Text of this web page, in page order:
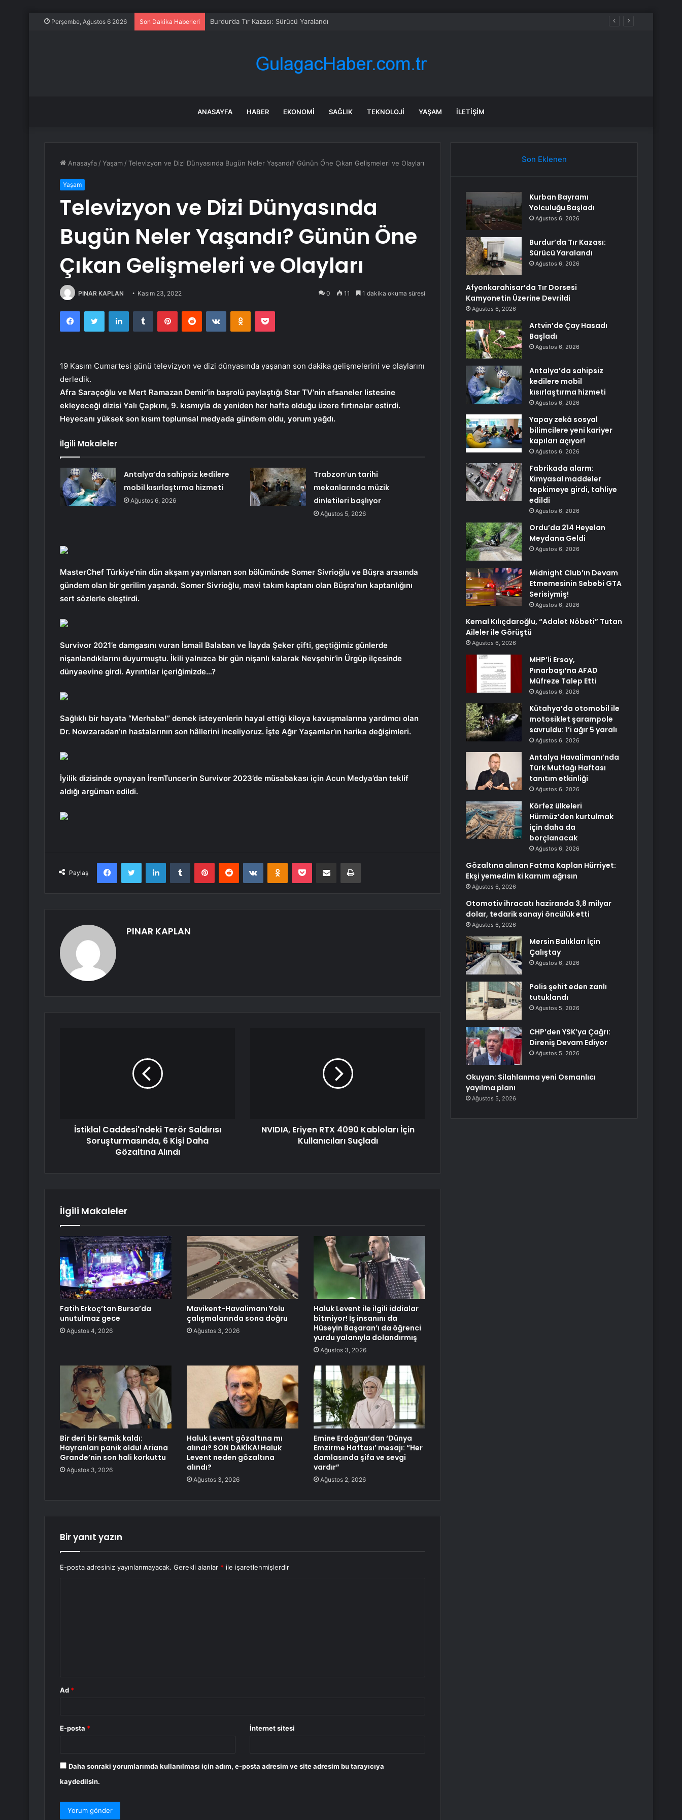
Perşembe, Ağustos 6 2026 Son Dakika Haberleri Burdur’da Tır Kazası: Sürücü Yaralandı
ANASAYFA HABER EKONOMI SAĞLIK TEKNOLOJI YAŞAM İLETIŞIM
Anasayfa /Yaşam /Televizyon ve Dizi Dünyasında Bugün Neler Yaşandı? Günün Öne Çıkan Gelişmeleri ve Olayları
Yaşam
Televizyon ve Dizi Dünyasında
Bugün Neler Yaşandı? Günün Öne
Çıkan Gelişmeleri ve Olayları
PINAR KAPLAN Kasım 23, 2022 0 11 1 dakika okuma süresi
FacebookTwitter LinkedInTumblr PinterestReddit VKontakteOdnoklassniki
Pocket
19 Kasım Cumartesi günü televizyon ve dizi dünyasında yaşanan son dakika gelişmelerini ve olaylarını
derledik.
Afra Saraçoğlu ve Mert Ramazan Demir’in başrolü paylaştığı Star TV’nin efsaneler listesine
ekleyeceği dizisi Yalı Çapkını, 9. kısmıyla de yeniden her hafta olduğu üzere fırtınalar estirdi.
Heyecanı yüksek son kısım toplumsal medyada gündem oldu, yorum yağdı.
İlgili Makaleler
Antalya’da sahipsiz kedilere
mobil kısırlaştırma hizmeti
Ağustos 6, 2026
Trabzon’un tarihi
mekanlarında müzik
dinletileri başlıyor
Ağustos 5, 2026
MasterChef Türkiye’nin dün akşam yayınlanan son bölümünde Somer Sivrioğlu ve Büşra arasında
gündem olan bir gerilim yaşandı. Somer Sivrioğlu, mavi takım kaptanı olan Büşra’nın kaptanlığını
sert sözlerle eleştirdi.
Survivor 2021’e damgasını vuran İsmail Balaban ve İlayda Şeker çifti, geçtiğimiz günlerde
nişanlandıklarını duyurmuştu. İkili yalnızca bir gün nişanlı kalarak Nevşehir’in Ürgüp ilçesinde
dünyaevine girdi. Ayrıntılar içeriğimizde…?
Sağlıklı bir hayata “Merhaba!” demek isteyenlerin hayal ettiği kiloya kavuşmalarına yardımcı olan
Dr. Nowzaradan’ın hastalarının son hâllerini inceliyoruz. İşte Ağır Yaşamlar’ın harika değişimleri.
İyilik dizisinde oynayan İremTuncer’in Survivor 2023’de müsabakası için Acun Medya’dan teklif
aldığı argüman edildi.
Paylaş
FacebookTwitter LinkedInTumblr PinterestReddit VKontakteOdnoklassniki
Pocket E-Posta ile paylaş Yazdır
PINAR KAPLAN
İstiklal Caddesi'ndeki Terör Saldırısı
Soruşturmasında, 6 Kişi Daha
Gözaltına Alındı
NVIDIA, Eriyen RTX 4090 Kabloları İçin
Kullanıcıları Suçladı
İlgili Makaleler
Fatih Erkoç’tan Bursa’da
unutulmaz gece
Ağustos 4, 2026
Mavikent-Havalimanı Yolu
çalışmalarında sona doğru
Ağustos 3, 2026
Haluk Levent ile ilgili iddialar
bitmiyor! İş insanını da
Hüseyin Başaran’ı da öğrenci
yurdu yalanıyla dolandırmış
Ağustos 3, 2026
Bir deri bir kemik kaldı:
Hayranları panik oldu! Ariana
Grande’nin son hali korkuttu
Ağustos 3, 2026
Haluk Levent gözaltına mı
alındı? SON DAKİKA! Haluk
Levent neden gözaltına
alındı?
Ağustos 3, 2026
Emine Erdoğan’dan ‘Dünya
Emzirme Haftası’ mesajı: “Her
damlasında şifa ve sevgi
vardır”
Ağustos 2, 2026
Bir yanıt yazın
E-posta adresiniz yayınlanmayacak. Gerekli alanlar * ile işaretlenmişlerdir
Ad *
E-posta * İnternet sitesi
Daha sonraki yorumlarımda kullanılması için adım, e-posta adresim ve site adresim bu tarayıcıya
kaydedilsin.
Son Eklenen
Kurban Bayramı
Yolculuğu Başladı
Ağustos 6, 2026
Burdur’da Tır Kazası:
Sürücü Yaralandı
Ağustos 6, 2026
Afyonkarahisar’da Tır Dorsesi
Kamyonetin Üzerine Devrildi
Ağustos 6, 2026
Artvin’de Çay Hasadı
Başladı
Ağustos 6, 2026
Antalya’da sahipsiz
kedilere mobil
kısırlaştırma hizmeti
Ağustos 6, 2026
Yapay zekâ sosyal
bilimcilere yeni kariyer
kapıları açıyor!
Ağustos 6, 2026
Fabrikada alarm:
Kimyasal maddeler
tepkimeye girdi, tahliye
edildi
Ağustos 6, 2026
Ordu’da 214 Heyelan
Meydana Geldi
Ağustos 6, 2026
Midnight Club’ın Devam
Etmemesinin Sebebi GTA
Serisiymiş!
Ağustos 6, 2026
Kemal Kılıçdaroğlu, “Adalet Nöbeti” Tutan
Aileler ile Görüştü
Ağustos 6, 2026
MHP’li Ersoy,
Pınarbaşı’na AFAD
Müfreze Talep Etti
Ağustos 6, 2026
Kütahya’da otomobil ile
motosiklet şarampole
savruldu: 1’i ağır 5 yaralı
Ağustos 6, 2026
Antalya Havalimanı’nda
Türk Mutfağı Haftası
tanıtım etkinliği
Ağustos 6, 2026
Körfez ülkeleri
Hürmüz’den kurtulmak
için daha da
borçlanacak
Ağustos 6, 2026
Gözaltına alınan Fatma Kaplan Hürriyet:
Ekşi yemedim ki karnım ağrısın
Ağustos 6, 2026
Otomotiv ihracatı haziranda 3,8 milyar
dolar, tedarik sanayi öncülük etti
Ağustos 6, 2026
Mersin Balıkları İçin
Çalıştay
Ağustos 6, 2026
Polis şehit eden zanlı
tutuklandı
Ağustos 5, 2026
CHP’den YSK’ya Çağrı:
Direniş Devam Ediyor
Ağustos 5, 2026
Okuyan: Silahlanma yeni Osmanlıcı
yayılma planı
Ağustos 5, 2026